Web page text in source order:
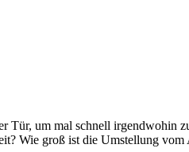
Tür, um mal schnell irgendwohin
Wie groß ist die Umstellung